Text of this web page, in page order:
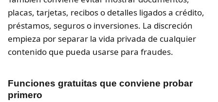
placas, tarjetas, recibos o detalles ligados a crédito,
préstamos, seguros o inversiones. La discreción
empieza por separar la vida privada de cualquier
contenido que pueda usarse para fraudes.
Funciones gratuitas que conviene probar
primero